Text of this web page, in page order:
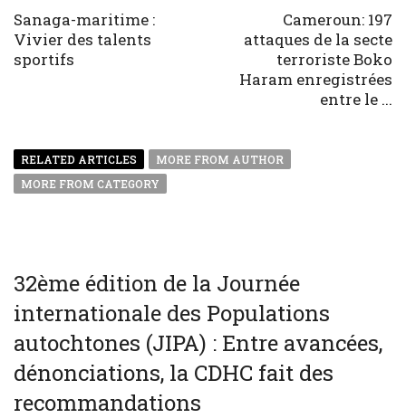
Sanaga-maritime :
Vivier des talents
sportifs
Cameroun: 197
attaques de la secte
terroriste Boko
Haram enregistrées
entre le ...
RELATED ARTICLES
MORE FROM AUTHOR
MORE FROM CATEGORY
32ème édition de la Journée
internationale des Populations
autochtones (JIPA) : Entre avancées,
dénonciations, la CDHC fait des
recommandations